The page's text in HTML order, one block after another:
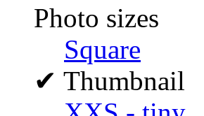
Photo sizes
Square
✔ Thumbnail